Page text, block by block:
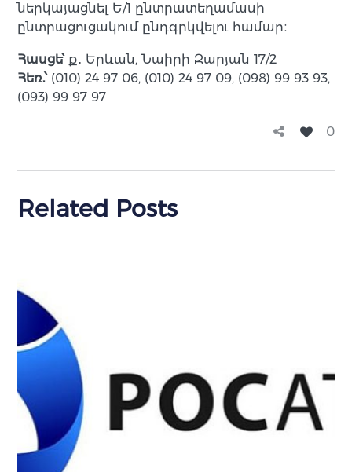
ներկայացնել Ե/1 ընտրատեղամասի
ընտրացուցակում ընդգրկվելու համար։
Հասցե՝ք․ Երևան, Նաիրի Զարյան 17/2
Հեռ․՝(010) 24 97 06, (010) 24 97 09, (098) 99 93 93,
(093) 99 97 97
0
Related Posts